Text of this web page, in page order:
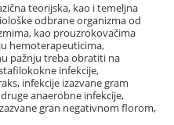
teorijska, kao i temeljna
odbrane organizma od
kao prouzrokovačima
hemoterapeuticima,
pažnju treba obratiti na
infekcije,
infekcije izazvane gram
anaerobne infekcije,
gran negativnom florom,